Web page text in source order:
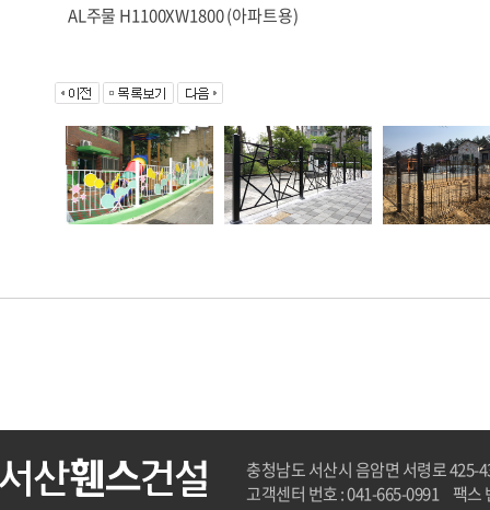
AL주물 H1100XW1800 (아파트용)
충청남도 서산시 음암면 서령로 425-
고객센터 번호 : 041-665-0991 팩스